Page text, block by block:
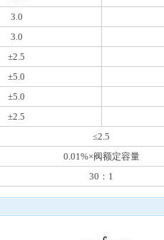
3.0
3.0
±2.5
±5.0
±5.0
±2.5
≤2.5
0.01%×阀额定容量
30：1